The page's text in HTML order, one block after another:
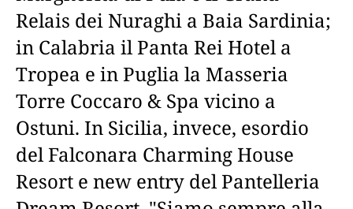
Relais dei Nuraghi a Baia Sardinia;
in Calabria il Panta Rei Hotel a
Tropea e in Puglia la Masseria
Torre Coccaro & Spa vicino a
Ostuni. In Sicilia, invece, esordio
del Falconara Charming House
Resort e new entry del Pantelleria